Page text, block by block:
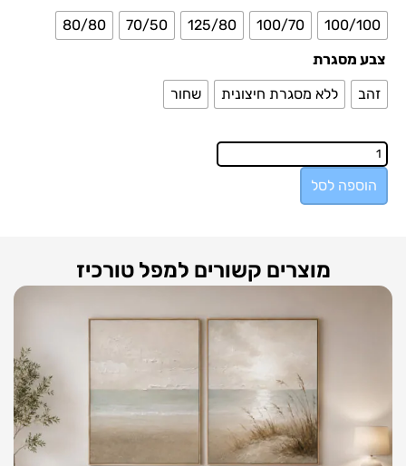
100/100
100/70
125/80
70/50
80/80
צבע מסגרת
זהב
ללא מסגרת חיצונית שחור
הוספה לסל
מוצרים קשורים למפל טורכיז